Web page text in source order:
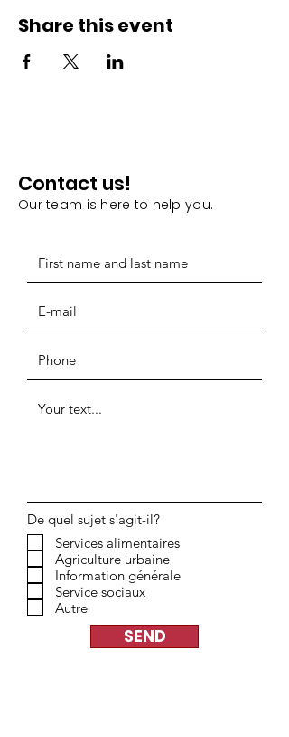
Share this event
Contact us!
Our team is here to help you.
De quel sujet s'agit-il?
Services alimentaires
Agriculture urbaine
Information générale
Service sociaux
Autre
SEND